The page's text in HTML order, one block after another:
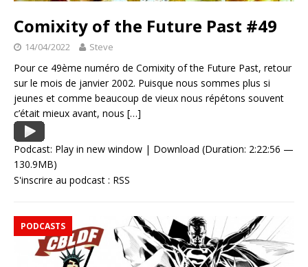
Comixity of the Future Past #49
14/04/2022 Steve
Pour ce 49ème numéro de Comixity of the Future Past, retour
sur le mois de janvier 2002. Puisque nous sommes plus si
jeunes et comme beaucoup de vieux nous répétons souvent
c’était mieux avant, nous […]
Podcast: Play in new window | Download (Duration: 2:22:56 —
130.9MB)
S'inscrire au podcast : RSS
PODCASTS